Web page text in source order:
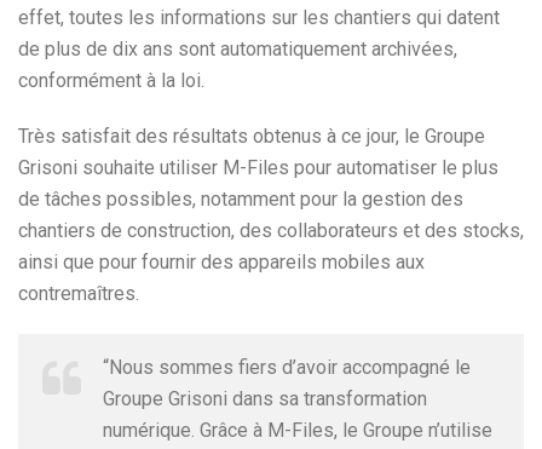
effet, toutes les informations sur les chantiers qui datent
de plus de dix ans sont automatiquement archivées,
conformément à la loi.
Très satisfait des résultats obtenus à ce jour, le Groupe
Grisoni souhaite utiliser M-Files pour automatiser le plus
de tâches possibles, notamment pour la gestion des
chantiers de construction, des collaborateurs et des stocks,
ainsi que pour fournir des appareils mobiles aux
contremaîtres.
“Nous sommes fiers d’avoir accompagné le
Groupe Grisoni dans sa transformation
numérique. Grâce à M-Files, le Groupe n’utilise